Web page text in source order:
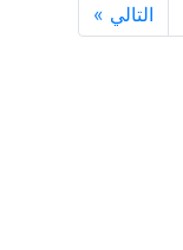
التالي »